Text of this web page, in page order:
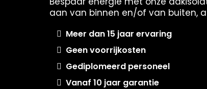
aan van binnen en/of van buiten,
Meer dan 15 jaar ervaring
Geen voorrijkosten
Gediplomeerd personeel
Vanaf 10 jaar garantie